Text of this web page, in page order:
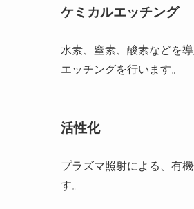
ケミカルエッチング
水素、窒素、酸素などを
エッチングを行います。
活性化
プラズマ照射による、有
す。